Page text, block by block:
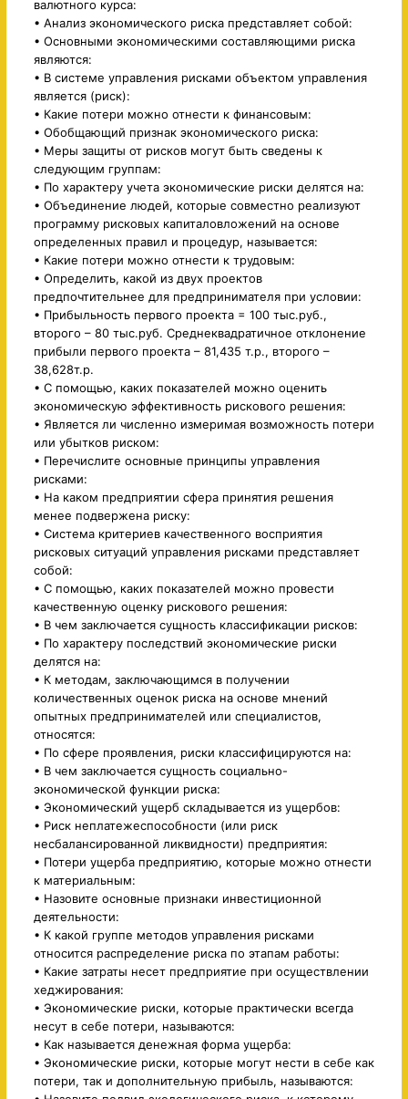
валютного курса:
• Анализ экономического риска представляет собой:
• Основными экономическими составляющими риска
являются:
• В системе управления рисками объектом управления
является (риск):
• Какие потери можно отнести к финансовым:
• Обобщающий признак экономического риска:
• Меры защиты от рисков могут быть сведены к
следующим группам:
• По характеру учета экономические риски делятся на:
• Объединение людей, которые совместно реализуют
программу рисковых капиталовложений на основе
определенных правил и процедур, называется:
• Какие потери можно отнести к трудовым:
• Определить, какой из двух проектов
предпочтительнее для предпринимателя при условии:
• Прибыльность первого проекта = 100 тыс.руб.,
второго – 80 тыс.руб. Среднеквадратичное отклонение
прибыли первого проекта – 81,435 т.р., второго –
38,628т.р.
• С помощью, каких показателей можно оценить
экономическую эффективность рискового решения:
• Является ли численно измеримая возможность потери
или убытков риском:
• Перечислите основные принципы управления
рисками:
• На каком предприятии сфера принятия решения
менее подвержена риску:
• Система критериев качественного восприятия
рисковых ситуаций управления рисками представляет
собой:
• С помощью, каких показателей можно провести
качественную оценку рискового решения:
• В чем заключается сущность классификации рисков:
• По характеру последствий экономические риски
делятся на:
• К методам, заключающимся в получении
количественных оценок риска на основе мнений
опытных предпринимателей или специалистов,
относятся:
• По сфере проявления, риски классифицируются на:
• В чем заключается сущность социально-
экономической функции риска:
• Экономический ущерб складывается из ущербов:
• Риск неплатежеспособности (или риск
несбалансированной ликвидности) предприятия:
• Потери ущерба предприятию, которые можно отнести
к материальным:
• Назовите основные признаки инвестиционной
деятельности:
• К какой группе методов управления рисками
относится распределение риска по этапам работы:
• Какие затраты несет предприятие при осуществлении
хеджирования:
• Экономические риски, которые практически всегда
несут в себе потери, называются:
• Как называется денежная форма ущерба:
• Экономические риски, которые могут нести в себе как
потери, так и дополнительную прибыль, называются: